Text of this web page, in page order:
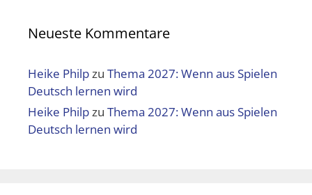
Neueste Kommentare
Heike Philpzu Thema 2027: Wenn aus Spielen
Deutsch lernen wird
Heike Philpzu Thema 2027: Wenn aus Spielen
Deutsch lernen wird